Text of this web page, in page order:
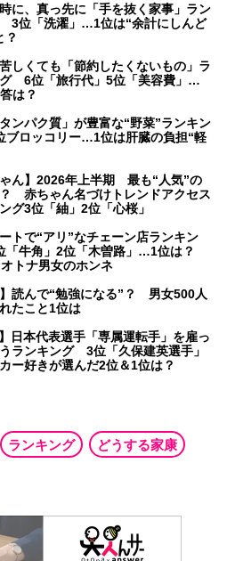
に、真っ先に「手を抜く家事」ラン
3位「洗濯」…1位は“余計にしんど
？
しくても「節約したくないもの」ラ
6位「旅行代」5位「美容費」…
は？
ンパク質」が豊富な“野菜”ランキン
ロッコリー…1位は肝臓の負担“軽
ゃん】2026年上半期 最も“人気”の
赤ちゃん名づけトレンドアクセス
グ3位「紬」2位「心桜」
トで“アリ”なチェーン店ランキン
牛角」2位「木曽路」…1位は？
トナ男女のホンネ
】読んで“勉強になる”？ 男女500人
たこと1位は
】日本代表選手「専属運転手」を雇っ
ランキング 3位「久保建英選手」
ー好きが選んだ2位＆1位は？
ランキング どうする家康